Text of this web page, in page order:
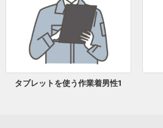
タブレットを使う作業着男性1